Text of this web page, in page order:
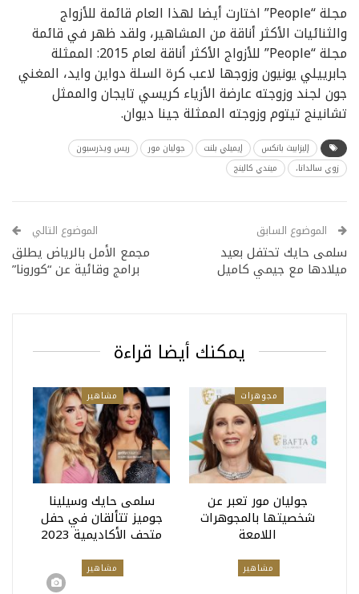
مجلة “People” اختارت أيضا لهذا العام قائمة للأزواج
والثنائيات الأكثر أناقة من المشاهير، ولقد ظهر في قائمة
مجلة “People” للأزواج الأكثر أناقة لعام 2015: الممثلة
جابرييلي يونيون وزوجها لاعب كرة السلة دواين وايد، المغني
جون لجند وزوجته عارضة الأزياء كريسي تايجان والممثل
تشانينج تيتوم وزوجته الممثلة جينا ديوان.
إليزابيث بانكس إيميلي بلنت جوليان مور
ريس ويذرسبون
زوي سالدانا،
ميندي كالينج
الموضوع السابق
سلمى حايك تحتفل بعيد
ميلادها مع جيمي كاميل
الموضوع التالي
مجمع الأمل بالرياض يطلق
برامج وقائية عن “كورونا”
يمكنك أيضا قراءة
مجوهرات
جوليان مور تعبر عن
شخصيتها بالمجوهرات
اللامعة
مشاهير
سلمى حايك وسيلينا
جوميز تتألقان في حفل
متحف الأكاديمية 2023
مشاهير مشاهير